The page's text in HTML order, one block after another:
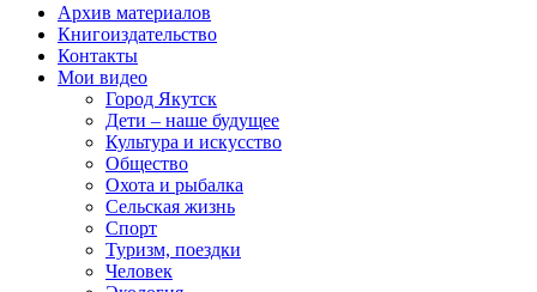
Архив материалов
Книгоиздательство
Контакты
Мои видео
Город Якутск
Дети – наше будущее
Культура и искусство
Общество
Охота и рыбалка
Сельская жизнь
Спорт
Туризм, поездки
Человек